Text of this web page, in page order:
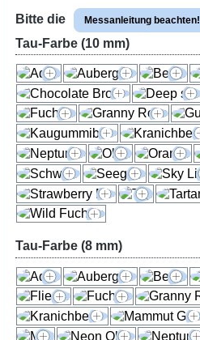
Bitte die Messanleitung beachten!
Tau-Farbe (10 mm)
Tau-Farbe (8 mm)